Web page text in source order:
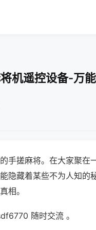
机遥控设备-万
手搓麻将。在大家聚在
隐藏着某些不为人知的
相。
随时交流 。